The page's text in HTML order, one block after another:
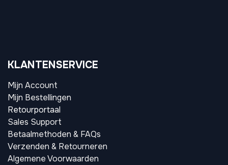
KLANTENSERVICE
Mijn Account
Mijn Bestellingen
Retourportaal
Sales Support
Betaalmethoden & FAQs
Verzenden & Retourneren
Algemene Voorwaarden